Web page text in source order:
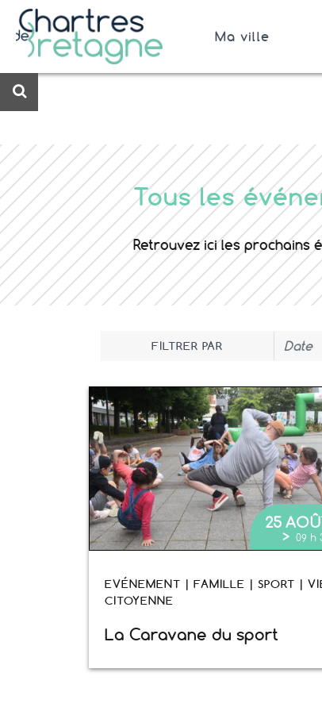
Aller
contenu
Bienvenue sur le site de la ville de
Ville Zéro phyto / 4 fleurs
Ma ville
Rechercher
Tous les
Retrouvez ici les prochains
FILTRER PAR Date
25
> 09 h
EVÉNEMENT | FAMILLE | SPORT |
CITOYENNE
La Caravane du sport